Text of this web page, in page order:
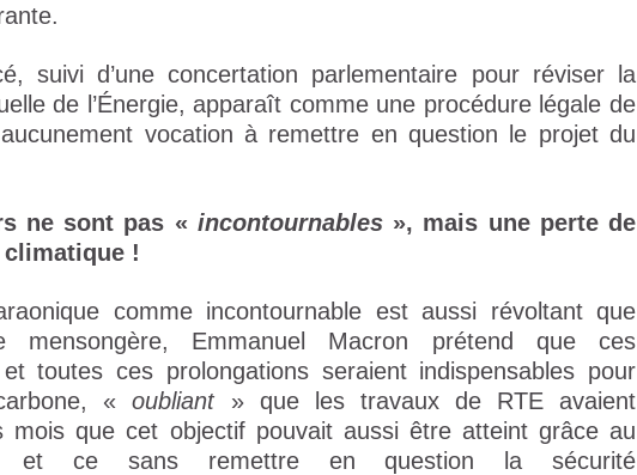
suivi d’une concertation parlementaire pour réviser la
de l’Énergie, apparaît comme une procédure légale de
vocation à remettre en question le projet du
ne sont pas « incontournables», mais une perte de
climatique !
comme incontournable est aussi révoltant que
mensongère, Emmanuel Macron prétend que ces
toutes ces prolongations seraient indispensables pour
«oubliant» que les travaux de RTE avaient
mois que cet objectif pouvait aussi être atteint grâce au
et ce sans remettre en question la sécurité